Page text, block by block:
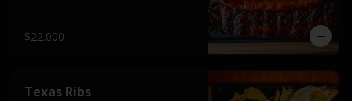
$22.000
Texas Ribs